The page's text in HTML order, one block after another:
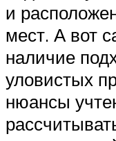
и
мест. А вот
наличие
уловистых
нюансы